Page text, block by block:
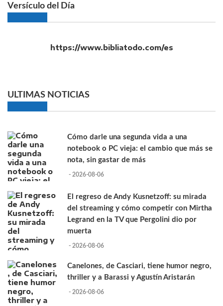
Versículo del Día
https://www.bibliatodo.com/es
ULTIMAS NOTICIAS
Cómo darle una segunda vida a una
notebook o PC vieja: el cambio que más se
nota, sin gastar de más
- 2026-08-06
El regreso de Andy Kusnetzoff: su mirada
del streaming y cómo competir con Mirtha
Legrand en la TV que Pergolini dio por
muerta
- 2026-08-06
Canelones, de Casciari, tiene humor negro,
thriller y a Barassi y Agustín Aristarán
- 2026-08-06